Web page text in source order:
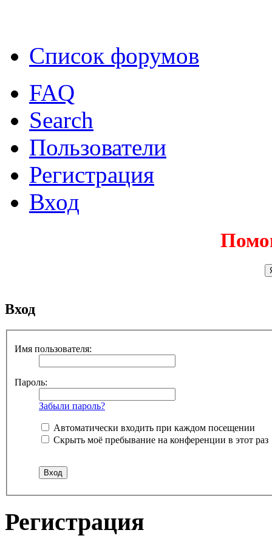
Список форумов
FAQ
Search
Пользователи
Регистрация
Вход
Вход
Имя пользователя:
Пароль:
Забыли пароль?
Автоматически входить при каждом посещении
Скрыть моё пребывание на конференции в этот раз
Регистрация